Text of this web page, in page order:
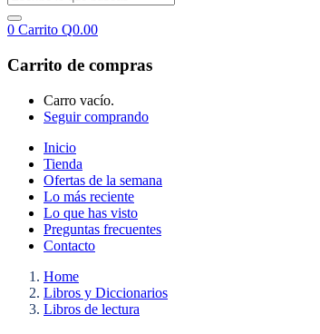
0 Carrito Q0.00
Carrito de compras
Carro vacío.
Seguir comprando
Inicio
Tienda
Ofertas de la semana
Lo más reciente
Lo que has visto
Preguntas frecuentes
Contacto
Home
Libros y Diccionarios
Libros de lectura